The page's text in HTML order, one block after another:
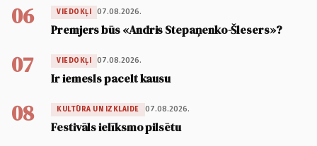
06 VIEDOKĻI 07.08.2026.
Premjers būs «Andris Stepaņenko-Šlesers»?
07 VIEDOKĻI 07.08.2026.
Ir iemesls pacelt kausu
08 KULTŪRA UN IZKLAIDE 07.08.2026.
Festivāls ielīksmo pilsētu